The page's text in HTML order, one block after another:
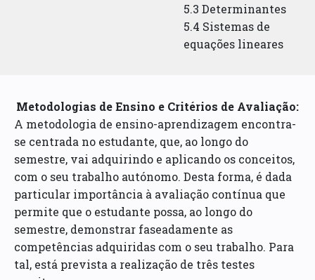
5.3 Determinantes
5.4 Sistemas de
equações lineares
Metodologias de Ensino e Critérios de Avaliação:
A metodologia de ensino-aprendizagem encontra-
se centrada no estudante, que, ao longo do
semestre, vai adquirindo e aplicando os conceitos,
com o seu trabalho autónomo. Desta forma, é dada
particular importância à avaliação contínua que
permite que o estudante possa, ao longo do
semestre, demonstrar faseadamente as
competências adquiridas com o seu trabalho. Para
tal, está prevista a realização de três testes